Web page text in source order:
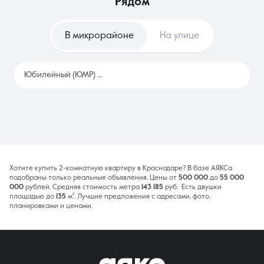
не готов к крупным разовым расходам на ремонт. Это
В микрорайоне На улице
Юбилейный (ЮМР)
Хотите купить 2-комнатную квартиру в Краснодаре? В базе АЯКСа
подобраны только реальные объявления. Цены от 500 000 до 55 000
000 рублей. Средняя стоимость метра 143 185 руб. Есть двушки
площадью до 135 м². Лучшие предложения с адресами, фото,
планировками и ценами.